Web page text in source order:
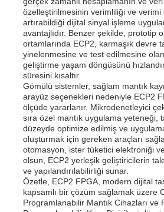
Kalite Kontrol
Bize Ulaşın
Haberler
Davalar
FPGA Alan Programlanabilir
MCU Mikrodenetleyici Birimi
özelleştirilmesinin verimliliği ve verimi
artırabildiği dijital sinyal işleme
avantajlıdır. Benzer şekilde, prototip
ortamlarında ECP2, karmaşık devre
yinelenmesine ve test edilmesine
geliştirme yaşam döngüsünü
süresini kısaltır.
Gömülü sistemler, sağlam mantık
arayüz seçenekleri nedeniyle ECP2
ölçüde yararlanır. Mikrodenetleyici
sıra özel mantık uygulama yeteneği,
düzeyde optimize edilmiş ve
oluşturmak için gereken araçları
otomasyon, ister tüketici elektroniği
olsun, ECP2 yerleşik geliştiricilerin
ve yapılandırılabilirliği sunar.
Özetle, ECP2 FPGA, modern dijital
kapsamlı bir çözüm sağlamak üzere
Programlanabilir Mantık Cihazları ve